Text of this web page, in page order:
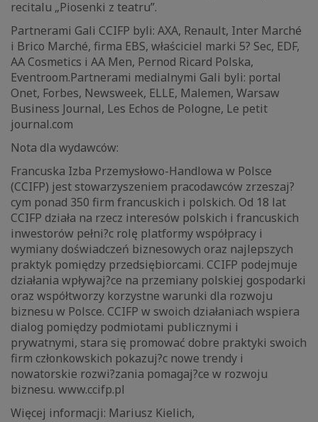
recitalu „Piosenki z teatru”.
Partnerami Gali CCIFP byli: AXA, Renault, Inter Marché
i Brico Marché, firma EBS, właściciel marki 5? Sec, EDF,
AA Cosmetics i AA Men, Pernod Ricard Polska,
Eventroom.Partnerami medialnymi Gali byli: portal
Onet, Forbes, Newsweek, ELLE, Malemen, Warsaw
Business Journal, Les Echos de Pologne, Le petit
journal.com
Nota dla wydawców:
Francuska Izba Przemysłowo-Handlowa w Polsce
(CCIFP) jest stowarzyszeniem pracodawców zrzeszaj?
cym ponad 350 firm francuskich i polskich. Od 18 lat
CCIFP działa na rzecz interesów polskich i francuskich
inwestorów pełni?c rolę platformy współpracy i
wymiany doświadczeń biznesowych oraz najlepszych
praktyk pomiędzy przedsiębiorcami. CCIFP podejmuje
działania wpływaj?ce na przemiany polskiej gospodarki
oraz współtworzy korzystne warunki dla rozwoju
biznesu w Polsce. CCIFP w swoich działaniach wspiera
dialog pomiędzy podmiotami publicznymi i
prywatnymi, stara się promować dobre praktyki swoich
firm członkowskich pokazuj?c nowe trendy i
nowatorskie rozwi?zania pomagaj?ce w rozwoju
biznesu. www.ccifp.pl
Więcej informacji: Mariusz Kielich,